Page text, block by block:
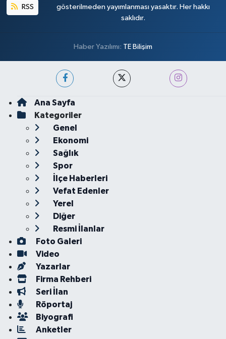
RSS
gösterilmeden yayımlanması yasaktır. Her hakkı
saklıdır.
Haber Yazılımı: TE Bilişim
Ana Sayfa
Kategoriler
Genel
Ekonomi
Sağlık
Spor
İlçe Haberleri
Vefat Edenler
Yerel
Diğer
Resmi İlanlar
Foto Galeri
Video
Yazarlar
Firma Rehberi
Seri İlan
Röportaj
Biyografi
Anketler